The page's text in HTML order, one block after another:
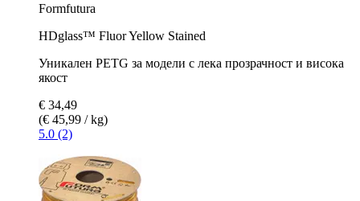
Formfutura
HDglass™ Fluor Yellow Stained
Уникален PETG за модели с лека прозрачност и висока
якост
€ 34,49
(€ 45,99 / kg)
5.0 (2)